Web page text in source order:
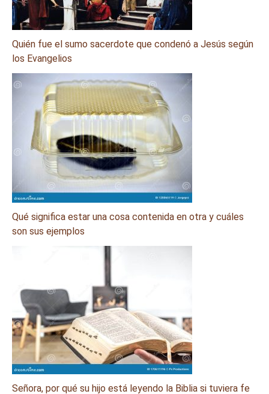
Quién fue el sumo sacerdote que condenó a Jesús según
los Evangelios
Qué significa estar una cosa contenida en otra y cuáles
son sus ejemplos
Señora, por qué su hijo está leyendo la Biblia si tuviera fe